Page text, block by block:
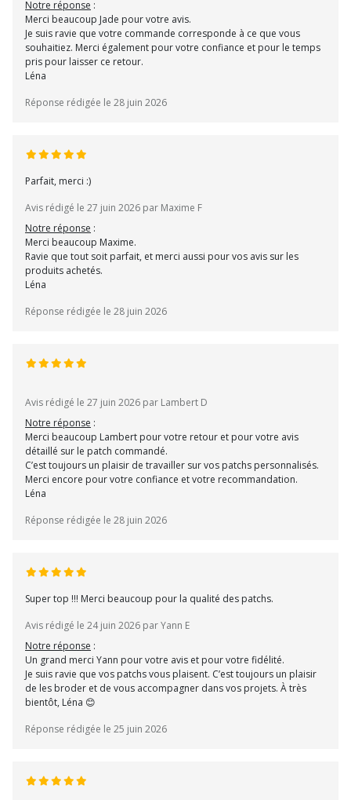
Notre réponse :
Merci beaucoup Jade pour votre avis.
Je suis ravie que votre commande corresponde à ce que vous
souhaitiez. Merci également pour votre confiance et pour le temps
pris pour laisser ce retour.
Léna
Réponse rédigée le 28 juin 2026
Parfait, merci :)
Avis rédigé le 27 juin 2026 par Maxime F
Notre réponse :
Merci beaucoup Maxime.
Ravie que tout soit parfait, et merci aussi pour vos avis sur les
produits achetés.
Léna
Réponse rédigée le 28 juin 2026
Avis rédigé le 27 juin 2026 par Lambert D
Notre réponse :
Merci beaucoup Lambert pour votre retour et pour votre avis
détaillé sur le patch commandé.
C’est toujours un plaisir de travailler sur vos patchs personnalisés.
Merci encore pour votre confiance et votre recommandation.
Léna
Réponse rédigée le 28 juin 2026
Super top !!! Merci beaucoup pour la qualité des patchs.
Avis rédigé le 24 juin 2026 par Yann E
Notre réponse :
Un grand merci Yann pour votre avis et pour votre fidélité.
Je suis ravie que vos patchs vous plaisent. C’est toujours un plaisir
de les broder et de vous accompagner dans vos projets. À très
bientôt, Léna 😊
Réponse rédigée le 25 juin 2026